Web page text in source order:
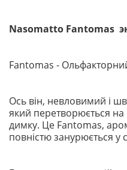
Nasomatto Fantomas
Fantomas -
Ось він, невловимий і
який перетворюється
димку. Це Fantomas,
повністю занурюється у